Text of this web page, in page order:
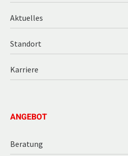
Aktuelles
Standort
Karriere
ANGEBOT
Beratung